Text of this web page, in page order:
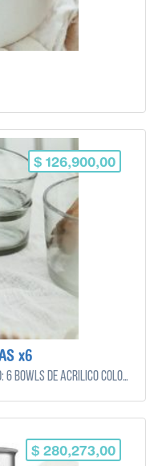
$ 126,900,00
x6
BOWL DE ACRÍLICO AMAZONAS Cantidad: 6 bowls De acrílico color ver. G. Capacidad: 4400 ml Medidas: 11,5 cm de alto x 25,5 cm de diámetro
$ 280,273,00